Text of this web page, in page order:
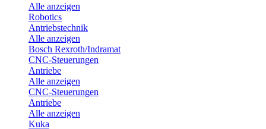
Alle anzeigen
Robotics
Antriebstechnik
Alle anzeigen
Bosch Rexroth/Indramat
CNC-Steuerungen
Antriebe
Alle anzeigen
CNC-Steuerungen
Antriebe
Alle anzeigen
Kuka